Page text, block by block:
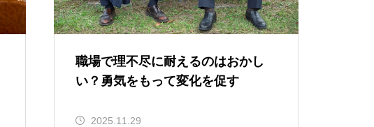
職場で理不尽に耐えるのはおかし
い？勇気をもって変化を促す
2025.11.29